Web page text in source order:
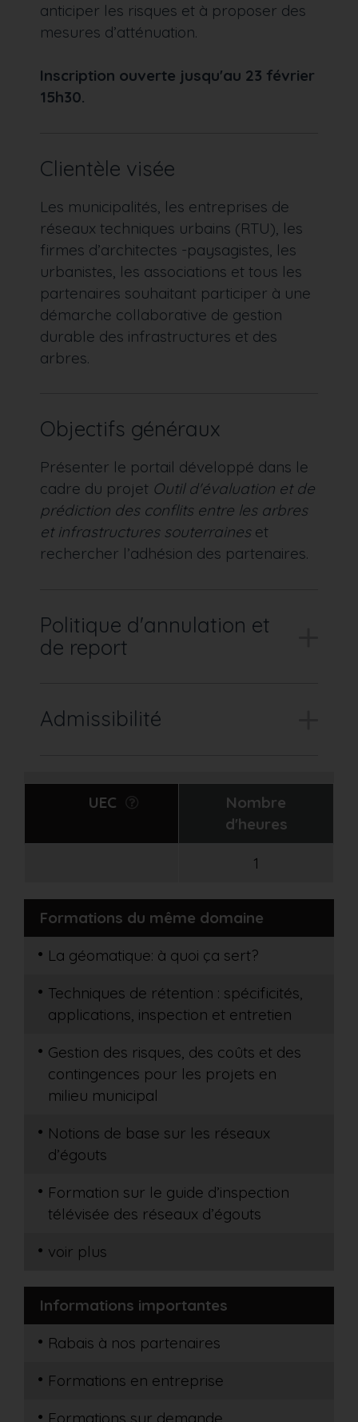
anticiper les risques et à proposer des
mesures d’atténuation.
Inscription ouverte jusqu'au 23 février
15h30.
Clientèle visée
Les municipalités, les entreprises de
réseaux techniques urbains (RTU), les
firmes d’architectes -paysagistes, les
urbanistes, les associations et tous les
partenaires souhaitant participer à une
démarche collaborative de gestion
durable des infrastructures et des
arbres.
Objectifs généraux
Présenter le portail développé dans le
cadre du projet Outil d'évaluation et de
prédiction des conflits entre les arbres
et infrastructures souterraineset
rechercher l’adhésion des partenaires.
Politique d'annulation et
de report
Admissibilité
UEC
Nombre
d'heures
1
Formations du même domaine
La géomatique: à quoi ça sert?
Techniques de rétention : spécificités,
applications, inspection et entretien
Gestion des risques, des coûts et des
contingences pour les projets en
milieu municipal
Notions de base sur les réseaux
d’égouts
Formation sur le guide d’inspection
télévisée des réseaux d’égouts
voir plus
Informations importantes
Rabais à nos partenaires
Formations en entreprise
Formations sur demande